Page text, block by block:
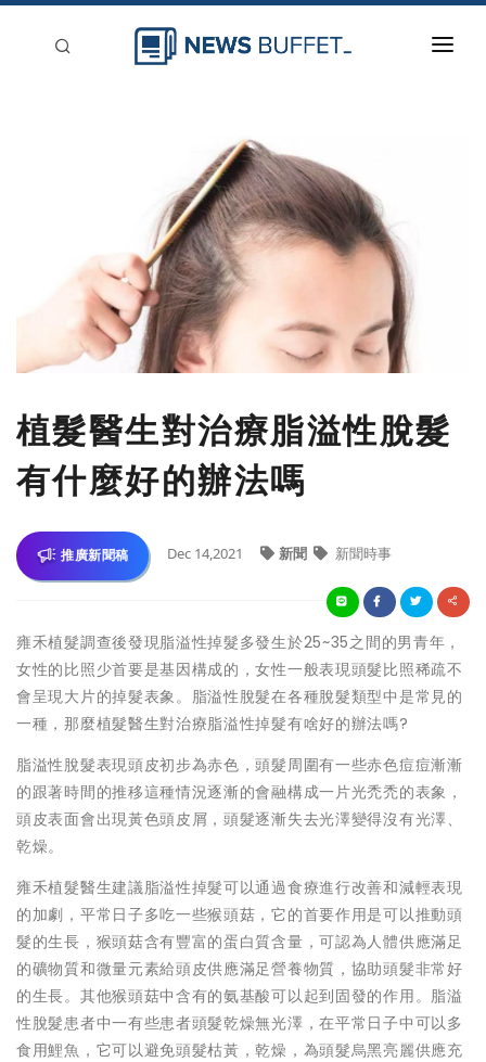
植髮醫生對治療脂溢性脫髮
有什麼好的辦法嗎
推廣新聞稿 Dec 14,2021 新聞 新聞時事
雍禾植髮調查後發現脂溢性掉髮多發生於25~35之間的男青年，
女性的比照少首要是基因構成的，女性一般表現頭髮比照稀疏不
會呈現大片的掉髮表象。脂溢性脫髮在各種脫髮類型中是常見的
一種，那麼植髮醫生對治療脂溢性掉髮有啥好的辦法嗎?
脂溢性脫髮表現頭皮初步為赤色，頭髮周圍有一些赤色痘痘漸漸
的跟著時間的推移這種情況逐漸的會融構成一片光禿禿的表象，
頭皮表面會出現黃色頭皮屑，頭髮逐漸失去光澤變得沒有光澤、
乾燥。
雍禾植髮醫生建議脂溢性掉髮可以通過食療進行改善和減輕表現
的加劇，平常日子多吃一些猴頭菇，它的首要作用是可以推動頭
髮的生長，猴頭菇含有豐富的蛋白質含量，可認為人體供應滿足
的礦物質和微量元素給頭皮供應滿足營養物質，協助頭髮非常好
的生長。其他猴頭菇中含有的氨基酸可以起到固發的作用。脂溢
性脫髮患者中一有些患者頭髮乾燥無光澤，在平常日子中可以多
食用鯉魚，它可以避免頭髮枯黃，乾燥，為頭髮烏黑亮麗供應充